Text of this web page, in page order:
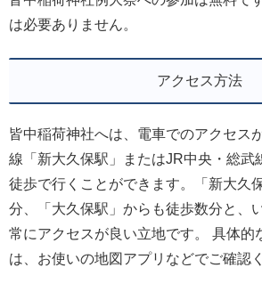
は必要ありません。
アクセス方法
皆中稲荷神社へは、電車でのアクセス
線「新大久保駅」またはJR中央・総武
徒歩で行くことができます。「新大久
分、「大久保駅」からも徒歩数分と、
常にアクセスが良い立地です。 具体的
は、お使いの地図アプリなどでご確認